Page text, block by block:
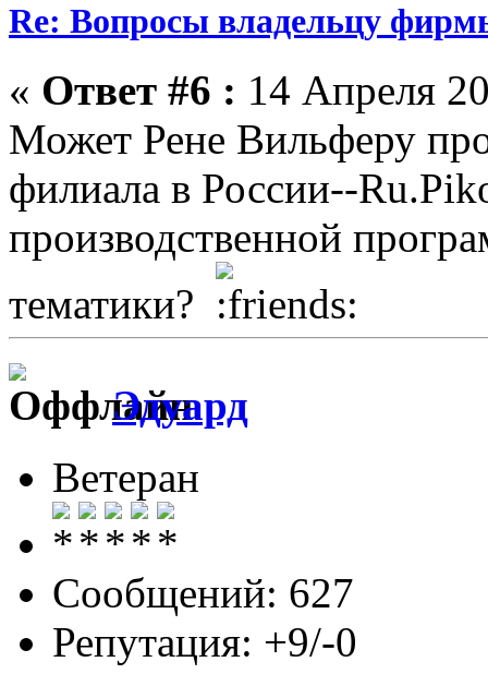
Re: Вопросы владельцу
« Ответ #6 : 14 Апреля
Может Рене Вильферу
филиала в России--
производственной
тематики?
Эдуард
Ветеран
Сообщений: 627
Репутация: +9/-0